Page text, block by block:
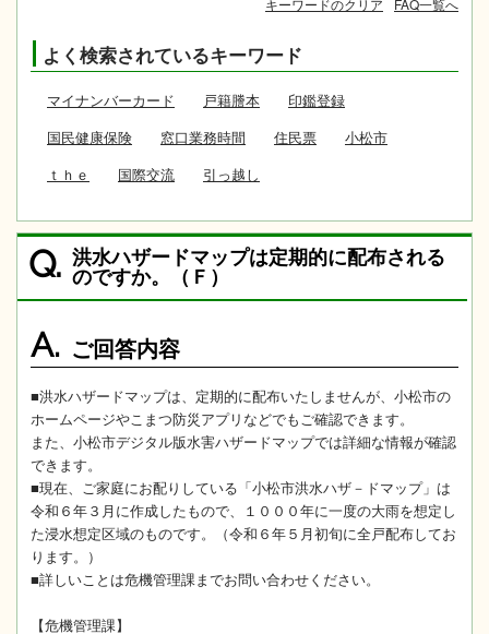
よく検索されているキーワード
マイナンバーカード 戸籍謄本
印鑑登録
国民健康保険
窓口業務時間 住民票
小松市
ｔｈｅ
国際交流 引っ越し
Q. 洪水ハザードマップは定期的に配布される
のですか。（Ｆ）
A. ご回答内容
■洪水ハザードマップは、定期的に配布いたしませんが、小松市の
ホームページやこまつ防災アプリなどでもご確認できます。
また、小松市デジタル版水害ハザードマップでは詳細な情報が確認
できます。
■現在、ご家庭にお配りしている「小松市洪水ハザ－ドマップ」は
令和６年３月に作成したもので、１０００年に一度の大雨を想定し
た浸水想定区域のものです。（令和６年５月初旬に全戸配布してお
ります。）
■詳しいことは危機管理課までお問い合わせください。
【危機管理課】